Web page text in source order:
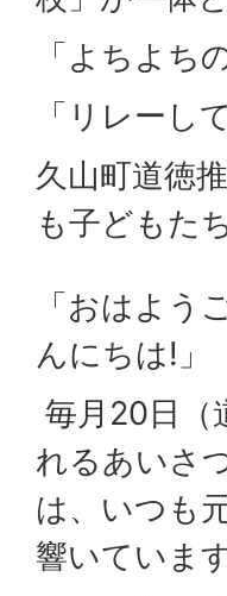
「よちよち
「リレーし
久山町道徳
も子どもた
「おはよう
んにちは!」
毎月20日（
れるあいさ
は、いつも
響いています